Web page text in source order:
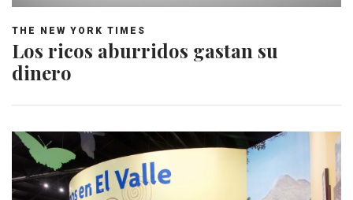
THE NEW YORK TIMES
Los ricos aburridos gastan su
dinero